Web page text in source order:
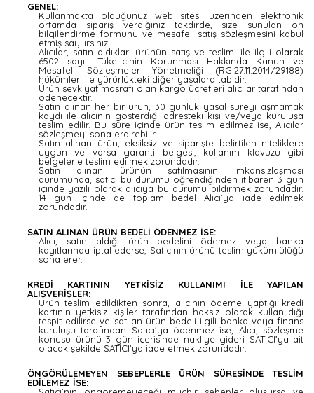
GENEL:
Kullanmakta olduğunuz web sitesi üzerinden elektronik
ortamda sipariş verdiğiniz takdirde, size sunulan ön
bilgilendirme formunu ve mesafeli satış sözleşmesini kabul
etmiş sayılırsınız.
Alıcılar, satın aldıkları ürünün satış ve teslimi ile ilgili olarak
6502 sayılı Tüketicinin Korunması Hakkında Kanun ve
Mesafeli Sözleşmeler Yönetmeliği (RG:27.11.2014/29188)
hükümleri ile yürürlükteki diğer yasalara tabidir.
Ürün sevkiyat masrafı olan kargo ücretleri alıcılar tarafından
ödenecektir.
Satın alınan her bir ürün, 30 günlük yasal süreyi aşmamak
kaydı ile alıcının gösterdiği adresteki kişi ve/veya kuruluşa
teslim edilir. Bu süre içinde ürün teslim edilmez ise, Alıcılar
sözleşmeyi sona erdirebilir.
Satın alınan ürün, eksiksiz ve siparişte belirtilen niteliklere
uygun ve varsa garanti belgesi, kullanım klavuzu gibi
belgelerle teslim edilmek zorundadır.
Satın alınan ürünün satılmasının imkansızlaşması
durumunda, satıcı bu durumu öğrendiğinden itibaren 3 gün
içinde yazılı olarak alıcıya bu durumu bildirmek zorundadır.
14 gün içinde de toplam bedel Alıcı’ya iade edilmek
zorundadır.
SATIN ALINAN ÜRÜN BEDELİ ÖDENMEZ İSE:
Alıcı, satın aldığı ürün bedelini ödemez veya banka
kayıtlarında iptal ederse, Satıcının ürünü teslim yükümlülüğü
sona erer.
KREDİ KARTININ YETKİSİZ KULLANIMI İLE YAPILAN
ALIŞVERİŞLER:
Ürün teslim edildikten sonra, alıcının ödeme yaptığı kredi
kartının yetkisiz kişiler tarafından haksız olarak kullanıldığı
tespit edilirse ve satılan ürün bedeli ilgili banka veya finans
kuruluşu tarafından Satıcı'ya ödenmez ise, Alıcı, sözleşme
konusu ürünü 3 gün içerisinde nakliye gideri SATICI’ya ait
olacak şekilde SATICI’ya iade etmek zorundadır.
ÖNGÖRÜLEMEYEN SEBEPLERLE ÜRÜN SÜRESİNDE TESLİM
EDİLEMEZ İSE: